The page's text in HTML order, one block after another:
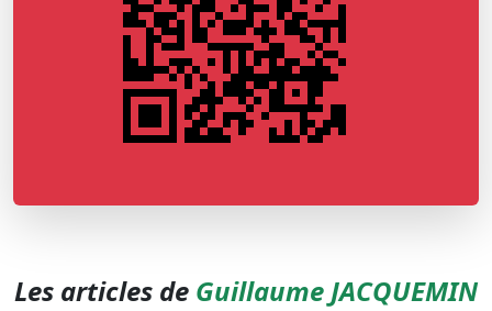
Les articles de Guillaume JACQUEMIN